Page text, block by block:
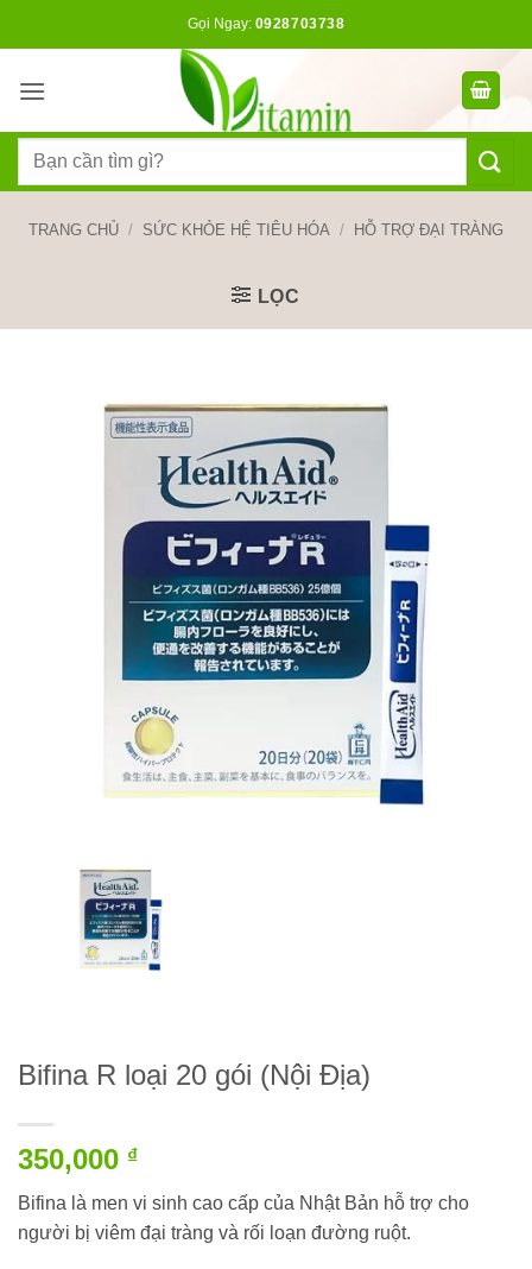
dung
Gọi Ngay: 0928703738
Tìm
TRANG CHỦ / SỨC KHỎE HỆ TIÊU HÓA / HỖ TRỢ ĐẠI TRÀNG
LỌC
Bifina R loại 20 gói (Nội Địa)
350,000 ₫
Bifina là men vi sinh cao cấp của Nhật Bản hỗ trợ cho
người bị viêm đại tràng và rối loạn đường ruột.